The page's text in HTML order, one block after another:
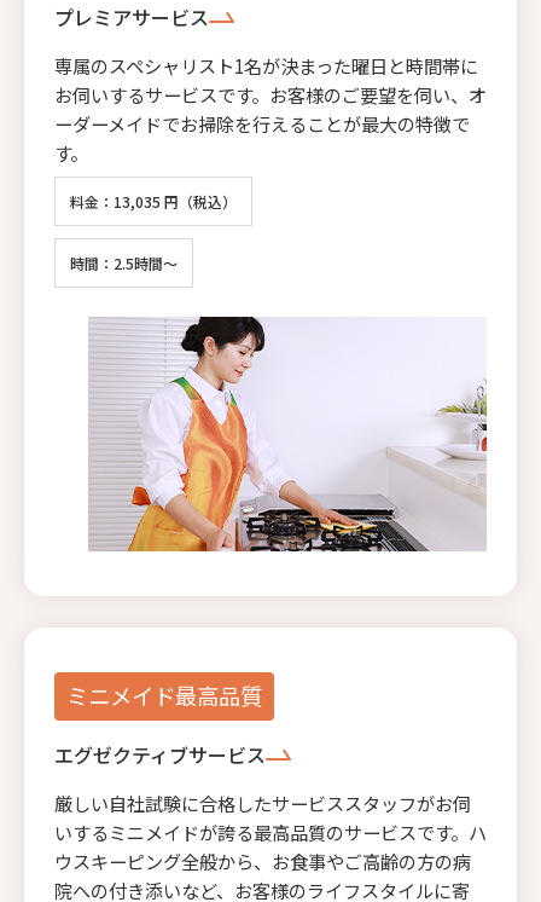
プレミアサービス
専属のスペシャリスト1名が決まった曜日と時間帯に
お伺いするサービスです。お客様のご要望を伺い、オ
ーダーメイドでお掃除を行えることが最大の特徴で
す。
料金：13,035 円（税込）
時間：2.5時間～
ミニメイド最高品質
エグゼクティブサービス
厳しい自社試験に合格したサービススタッフがお伺
いするミニメイドが誇る最高品質のサービスです。ハ
ウスキーピング全般から、お食事やご高齢の方の病
院への付き添いなど、お客様のライフスタイルに寄